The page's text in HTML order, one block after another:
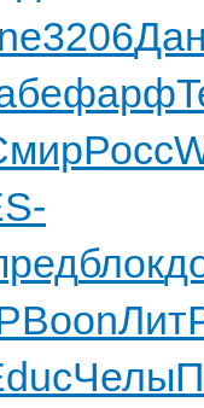
3206
фарф
Росс
блок
Boon
Челы